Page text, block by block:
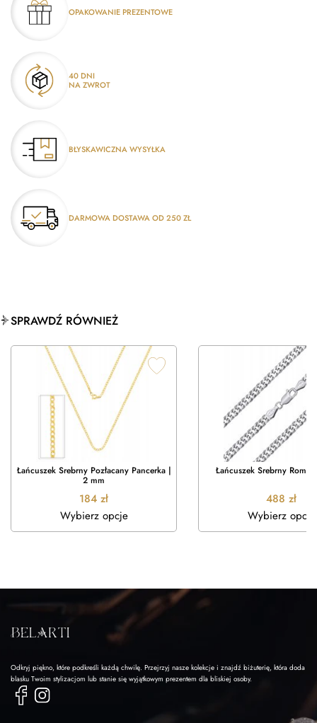
OPAKOWANIE PREZENTOWE
40 DNI
NA ZWROT
BŁYSKAWICZNA WYSYŁKA
DARMOWA DOSTAWA OD 250 ZŁ
SPRAWDŹ RÓWNIEŻ
Łańcuszek Srebrny Pozłacany Pancerka |
2 mm
184 zł
Wybierz opcje
Łańcuszek Srebrny
488 zł
Wybierz opcje
Odkryj piękno, które podkreśli każdą chwilę. Przejrzyj nasze kolekcje i znajdź biżuterię, która doda
blasku Twoim stylizacjom lub stanie się wyjątkowym prezentem dla bliskiej osoby.